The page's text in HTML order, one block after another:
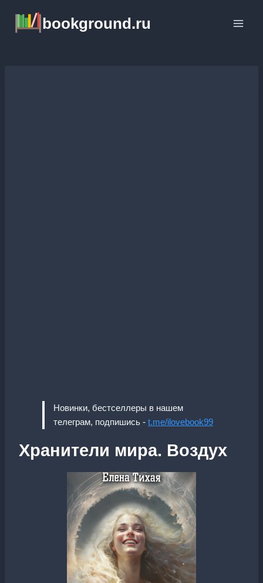
содержимому
bookground.ru
Новинки, бестселлеры в нашем
телеграм, подпишись - t.me/ilovebook99
Хранители мира. Воздух